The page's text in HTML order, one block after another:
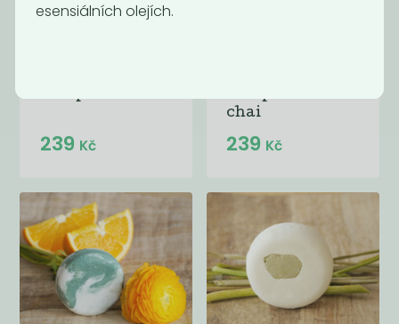
239 Kč
chai
239 Kč
esensiálních olejích.